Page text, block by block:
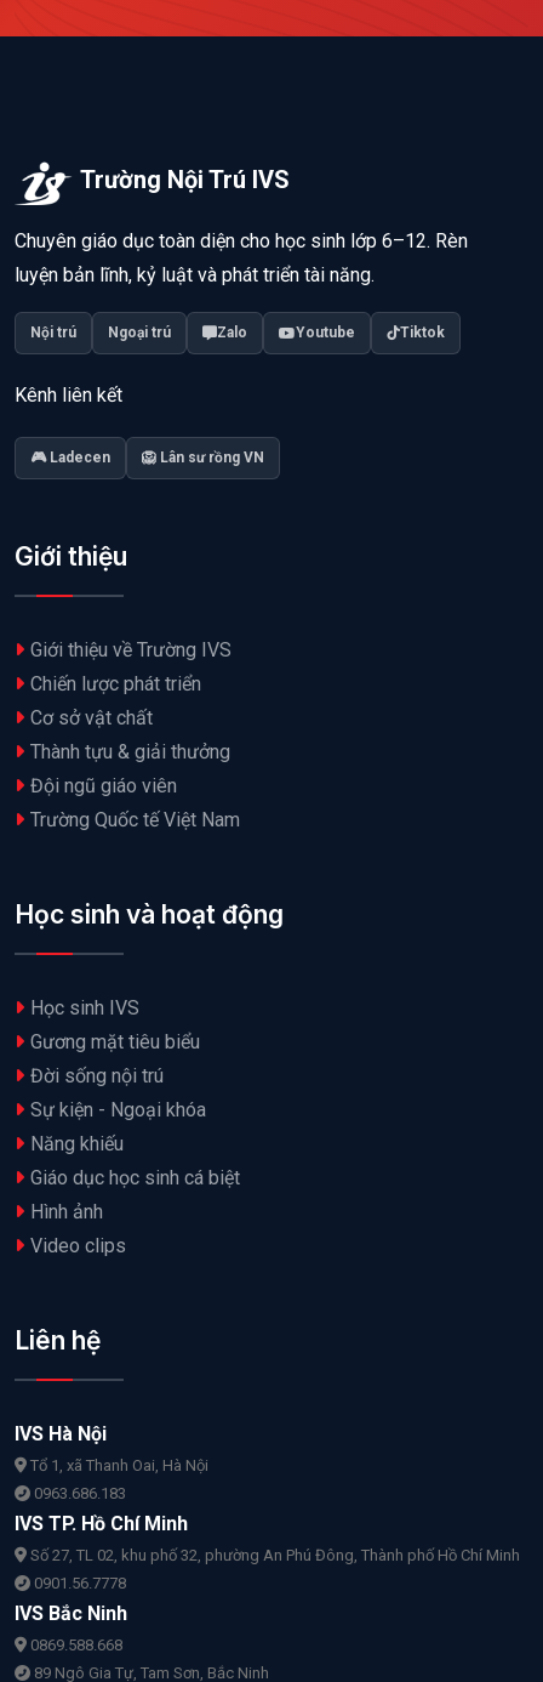
Trường Nội Trú IVS
Chuyên giáo dục toàn diện cho học sinh lớp 6–12. Rèn
luyện bản lĩnh, kỷ luật và phát triển tài năng.
Nội trú Ngoại trú Zalo Youtube Tiktok
Kênh liên kết
🎮 Ladecen 🦁 Lân sư rồng VN
Giới thiệu
Giới thiệu về Trường IVS
Chiến lược phát triển
Cơ sở vật chất
Thành tựu & giải thưởng
Đội ngũ giáo viên
Trường Quốc tế Việt Nam
Học sinh và hoạt động
Học sinh IVS
Gương mặt tiêu biểu
Đời sống nội trú
Sự kiện - Ngoại khóa
Năng khiếu
Giáo dục học sinh cá biệt
Hình ảnh
Video clips
Liên hệ
IVS Hà Nội
Tổ 1, xã Thanh Oai, Hà Nội
0963.686.183
IVS TP. Hồ Chí Minh
Số 27, TL 02, khu phố 32, phường An Phú Đông, Thành phố Hồ Chí Minh
0901.56.7778
IVS Bắc Ninh
0869.588.668
89 Ngô Gia Tự, Tam Sơn, Bắc Ninh